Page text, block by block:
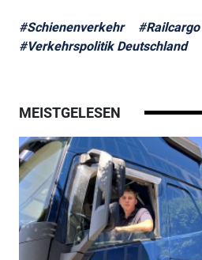
#Schienenverkehr
#Railcargo
#Verkehrspolitik Deutschland
MEISTGELESEN